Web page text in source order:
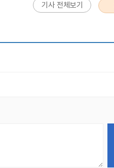
기사 전체보기